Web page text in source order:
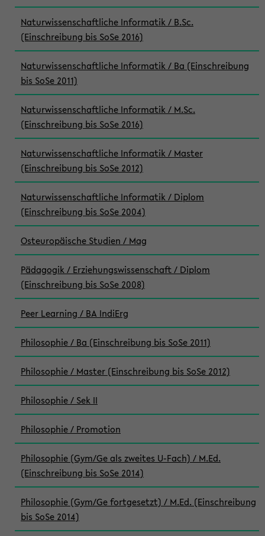
Naturwissenschaftliche Informatik / B.Sc.
(Einschreibung bis SoSe 2016)
Naturwissenschaftliche Informatik / Ba (Einschreibung
bis SoSe 2011)
Naturwissenschaftliche Informatik / M.Sc.
(Einschreibung bis SoSe 2016)
Naturwissenschaftliche Informatik / Master
(Einschreibung bis SoSe 2012)
Naturwissenschaftliche Informatik / Diplom
(Einschreibung bis SoSe 2004)
Osteuropäische Studien / Mag
Pädagogik / Erziehungswissenschaft / Diplom
(Einschreibung bis SoSe 2008)
Peer Learning / BA IndiErg
Philosophie / Ba (Einschreibung bis SoSe 2011)
Philosophie / Master (Einschreibung bis SoSe 2012)
Philosophie / Sek II
Philosophie / Promotion
Philosophie (Gym/Ge als zweites U-Fach) / M.Ed.
(Einschreibung bis SoSe 2014)
Philosophie (Gym/Ge fortgesetzt) / M.Ed. (Einschreibung
bis SoSe 2014)